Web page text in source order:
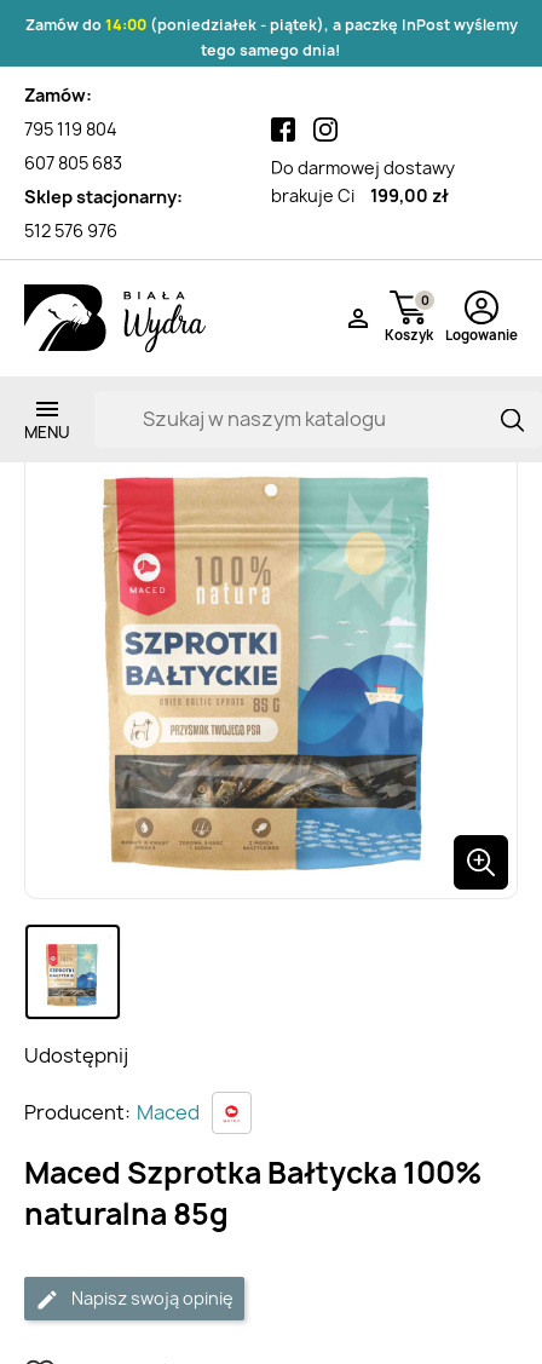
Zamów do14:00(poniedziałek - piątek), a paczkę InPost wyślemy
tego samego dnia!
Zamów:
795 119 804
607 805 683
Sklep stacjonarny:
512 576 976
Do darmowej dostawy
brakuje Ci
199,00 zł

Koszyk
0
Logowanie
Maced Szprotka Bałtycka 100%
naturalna 85g
Producent: Maced
Napisz swoją opinię
Udostępnij